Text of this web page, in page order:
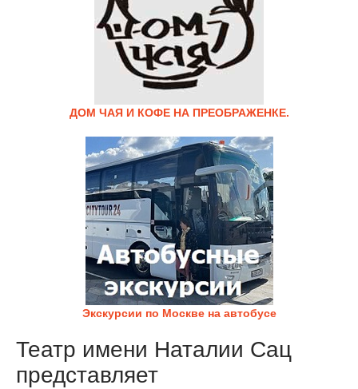
ДОМ ЧАЯ И КОФЕ НА ПРЕОБРАЖЕНКЕ.
Экскурсии по Москве на автобусе
Театр имени Наталии Сац
представляет